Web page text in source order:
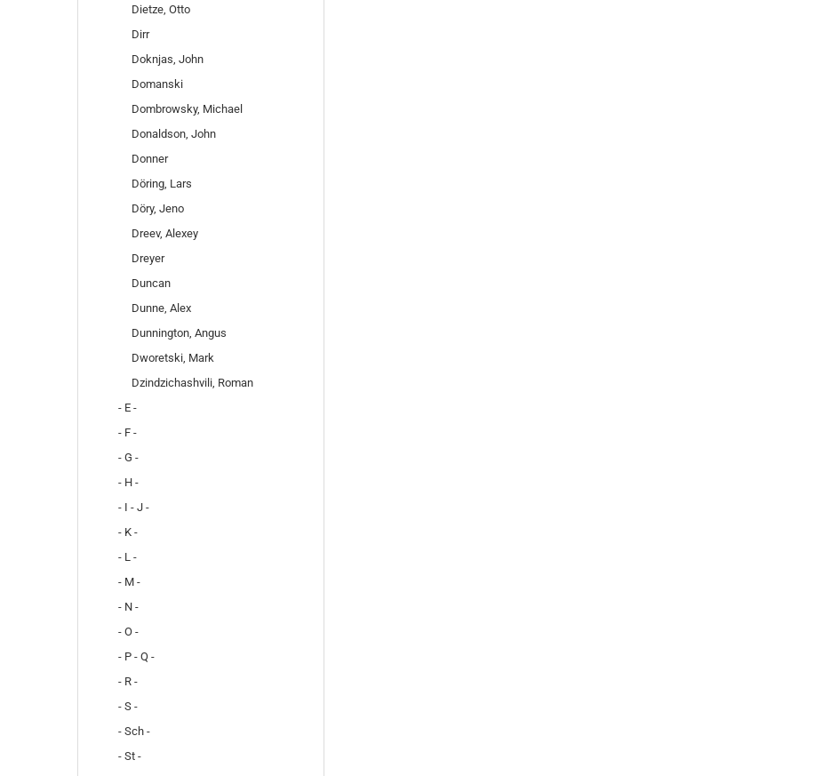
Dietze, Otto
Dirr
Doknjas, John
Domanski
Dombrowsky, Michael
Donaldson, John
Donner
Döring, Lars
Döry, Jeno
Dreev, Alexey
Dreyer
Duncan
Dunne, Alex
Dunnington, Angus
Dworetski, Mark
Dzindzichashvili, Roman
- E -
- F -
- G -
- H -
- I - J -
- K -
- L -
- M -
- N -
- O -
- P - Q -
- R -
- S -
- Sch -
- St -